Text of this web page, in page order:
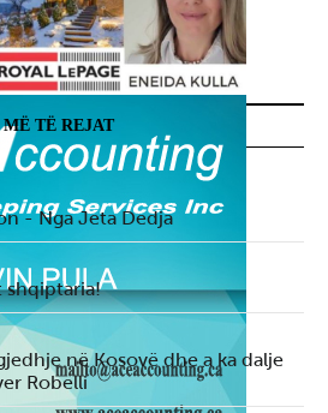
MË TË REJAT
- Nga Jeta Dedja
shqiptaria!
në Kosovë dhe a ka dalje
Robelli